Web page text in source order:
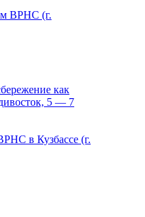
ВРНС (г.
как
5 — 7
в Кузбассе (г.